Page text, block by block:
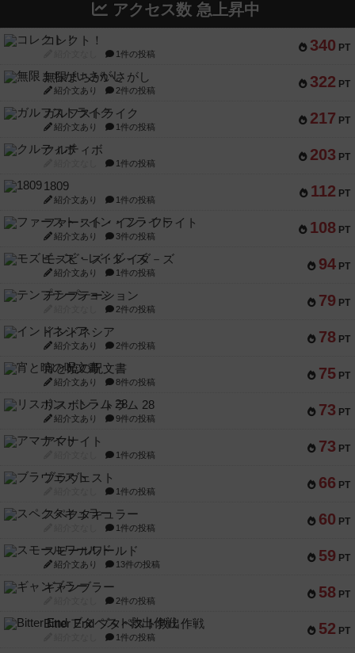
アクセス数 急上昇中
340 PT
コレクト！
1件の投稿
322 PT
無限まちがいさがし
紹介文あり 2件の投稿
217 PT
ガルフストライク
紹介文あり 1件の投稿
203 PT
クルティボ
1件の投稿
112 PT
1809
紹介文あり 1件の投稿
108 PT
ファースト・イン・フライト
紹介文あり 3件の投稿
94 PT
モズビ－ズ・レイダ－ズ
紹介文あり 1件の投稿
79 PT
テンプテーション
2件の投稿
78 PT
インドネシア
紹介文あり 2件の投稿
75 PT
宵と暁の呪文書
紹介文あり 8件の投稿
73 PT
リスボン・トラム 28
紹介文あり 9件の投稿
73 PT
アマナイト
1件の投稿
66 PT
ブラヴェスト
1件の投稿
60 PT
スペクタキュラー
1件の投稿
59 PT
スモールワールド
紹介文あり 13件の投稿
58 PT
ギャンブラー
2件の投稿
52 PT
Bitter End ブタペスト救出作戦
1件の投稿